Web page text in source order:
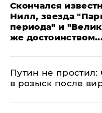
Скончался
Нилл, звезда
периода" и
же
Путин не простил:
в розыск после